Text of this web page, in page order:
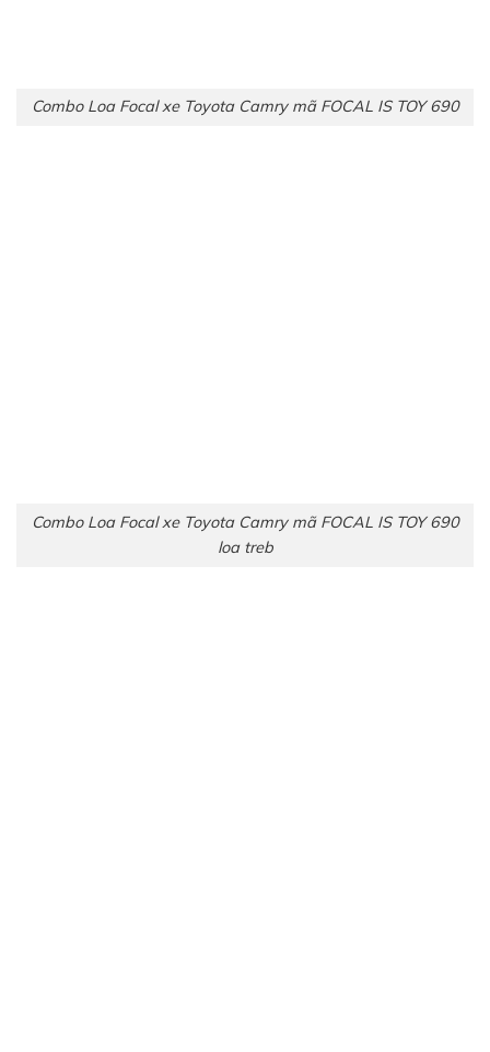
Combo Loa Focal xe Toyota Camry mã FOCAL IS TOY 690
Combo Loa Focal xe Toyota Camry mã FOCAL IS TOY 690
loa treb